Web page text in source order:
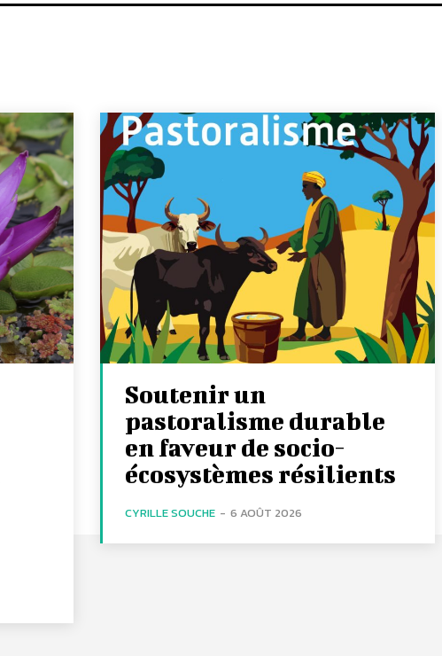
Soutenir un
pastoralisme durable
en faveur de socio-
écosystèmes résilients
CYRILLE SOUCHE - 6 AOÛT 2026